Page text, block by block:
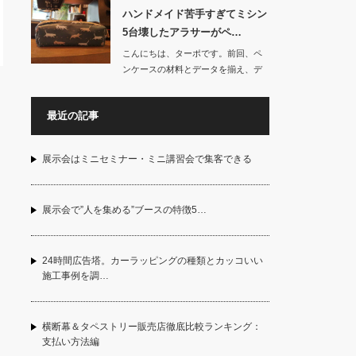
ハンドメイド苦手すぎてミシン
5台壊したアラサーがペ…
こんにちは、ターポです。前回、ペ
ンケースの材料とデータを揃え、デ
最近の記事
展示会はミニセミナー・ミニ講習会で集客できる
展示会で”人を集める”ブースの特徴5…
24時間広告塔。カーラッピングの種類とカッコいい
施工事例を調…
横断幕＆タペストリー販売店徹底比較ランキング：
支払い方法編